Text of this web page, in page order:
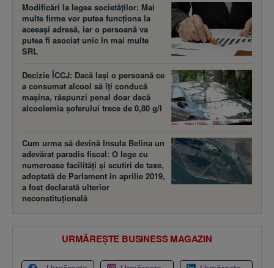
Modificări la legea societăţilor: Mai
multe firme vor putea funcţiona la
aceeaşi adresă, iar o persoană va
putea fi asociat unic în mai multe
SRL
Decizie ÎCCJ: Dacă laşi o persoană ce
a consumat alcool să îţi conducă
maşina, răspunzi penal doar dacă
alcoolemia şoferului trece de 0,80 g/l
Cum urma să devină Insula Belina un
adevărat paradis fiscal: O lege cu
numeroase facilităţi şi scutiri de taxe,
adoptată de Parlament în aprilie 2019,
a fost declarată ulterior
neconstituţională
URMĂREȘTE BUSINESS MAGAZIN